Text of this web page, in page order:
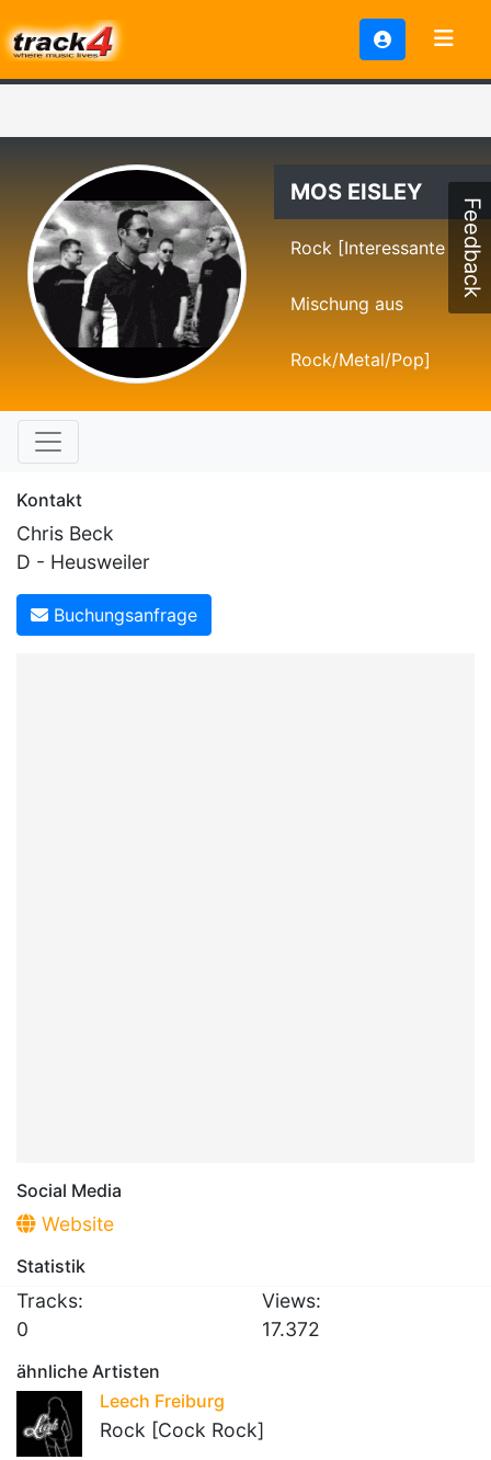
MOS EISLEY
Rock [Interessante
Mischung aus
Rock/Metal/Pop]
Kontakt
Chris Beck
D - Heusweiler
Buchungsanfrage
Social Media
Website
Statistik
Tracks:
0
Views:
17.372
ähnliche Artisten
Leech Freiburg
Rock [Cock Rock]
Feedback